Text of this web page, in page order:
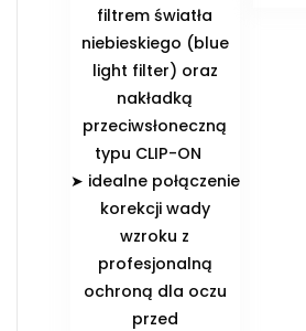
filtrem światła
niebieskiego (blue
light filter) oraz
nakładką
przeciwsłoneczną
typu CLIP-ON
➤ idealne połączenie
korekcji wady
wzroku z
profesjonalną
ochroną dla oczu
przed